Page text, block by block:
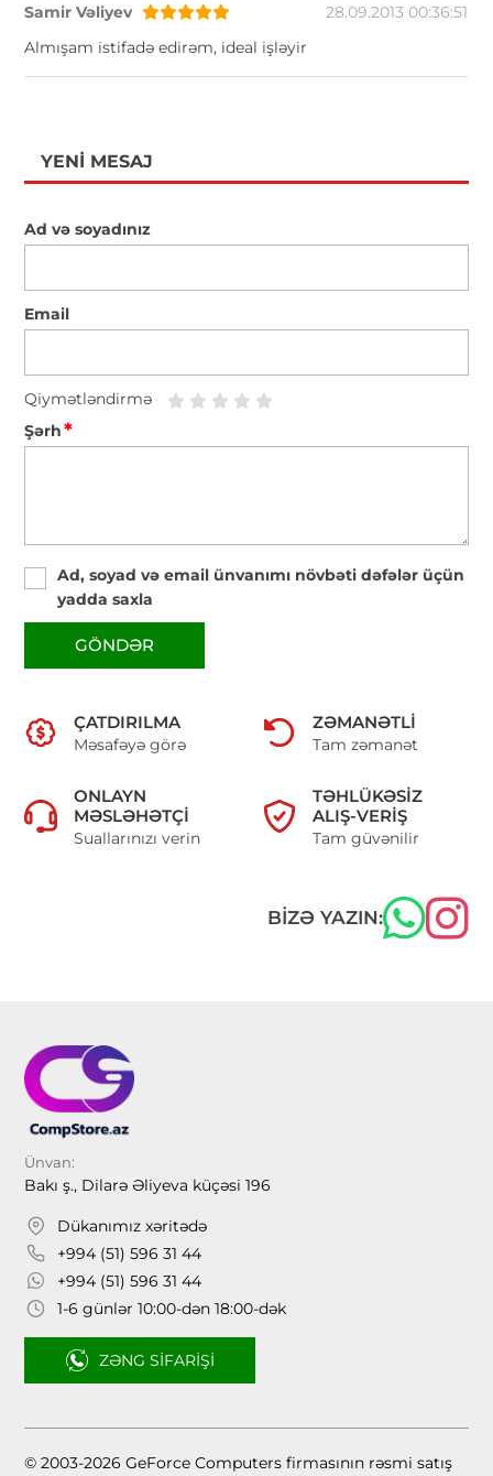
Samir Vəliyev
28.09.2013 00:36:51
Almışam istifadə edirəm, ideal işləyir
YENI MESAJ
Ad və soyadınız
Email
Qiymətləndirmə
Şərh*
Ad, soyad və email ünvanımı növbəti dəfələr üçün
yadda saxla
GÖNDƏR
ÇATDIRILMA
Məsafəyə görə
ZƏMANƏTLI
Tam zəmanət
ONLAYN
MƏSLƏHƏTÇI
Suallarınızı verin
TƏHLÜKƏSIZ
ALIŞ-VERIŞ
Tam güvənilir
BIZƏ YAZIN:
Ünvan:
Bakı ş., Dilarə Əliyeva küçəsi 196
Dükanımız xəritədə
+994 (51) 596 31 44
+994 (51) 596 31 44
1-6 günlər 10:00-dən 18:00-dək
ZƏNG SIFARIŞI
© 2003-2026 GeForce Computers firmasının rəsmi satış